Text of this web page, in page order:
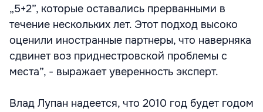
„5+2”, которые оставались прерванными в
течение нескольких лет. Этот подход высоко
оценили иностранные партнеры, что наверняка
сдвинет воз приднестровской проблемы с
места”, - выражает уверенность эксперт.
Влад Лупан надеется, что 2010 год будет годом